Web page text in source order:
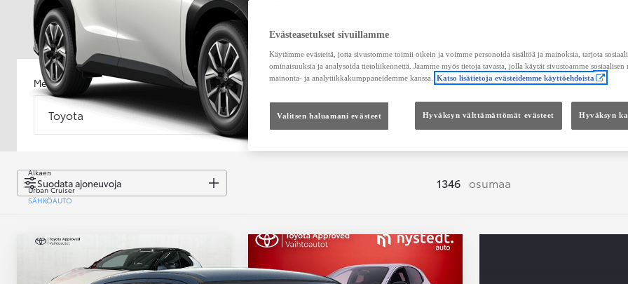
Alkaen
Urban Cruiser
SÄHKÖAUTO
Merkki
Toyota
Malli
Malli
Hinta
Kokonaishinta
Suodata ajoneuvoja 1346 osumaa
Evästeasetukset sivuillamme
Käytämme evästeitä, jotta sivustomme toimii oikein ja voimme personoida sisältöä ja mainoksia, tarjota
ominaisuuksia ja analysoida tietoliikennettä. Jaamme myös tietoja tavasta, jolla käytät sivustoamme sosiaalisen
mainonta- ja analytiikkakumppaneidemme kanssa.
Katso lisätietoja evästeidemme käyttöehdoista
Valitsen haluamani evästeet Hyväksyn välttämättömät evästeet Hyväksyn